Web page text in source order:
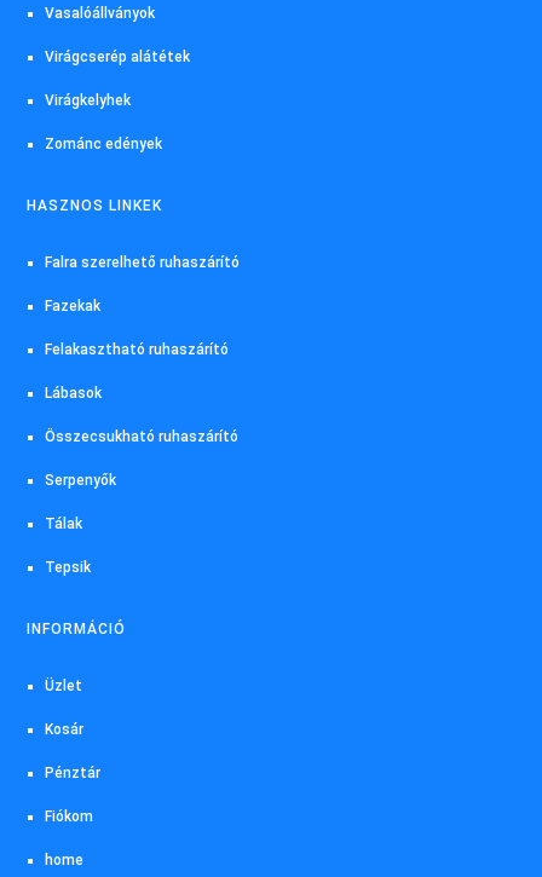
Vasalóállványok
Virágcserép alátétek
Virágkelyhek
Zománc edények
HASZNOS LINKEK
Falra szerelhető ruhaszárító
Fazekak
Felakasztható ruhaszárító
Lábasok
Összecsukható ruhaszárító
Serpenyők
Tálak
Tepsik
INFORMÁCIÓ
Üzlet
Kosár
Pénztár
Fiókom
home